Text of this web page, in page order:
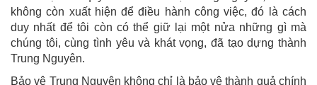
không còn xuất hiện để điều hành công việc, đó là cách
duy nhất để tôi còn có thể giữ lại một nửa những gì mà
chúng tôi, cùng tình yêu và khát vọng, đã tạo dựng thành
Trung Nguyên.
Bảo vệ Trung Nguyên không chỉ là bảo vệ thành quả chính